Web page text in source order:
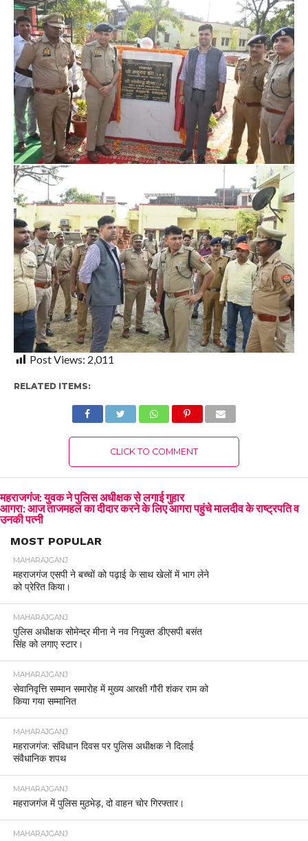
Post Views: 2,011
RELATED ITEMS:
CLICK TO COMMENT
महराजगंज: युवक ने पुलिस अधीक्षक से लगाई गुहार
आगरा: आज ताजमहल का दीदार करने के लिए आगरा पहुंचे मालदीव के राष्ट्रपति व
उनकी पत्नी
MOST POPULAR
MAHARAJGANJ
महराजगंज एसपी ने बच्चों को पढ़ाई के साथ खेलों में भाग लेने
को प्रेरित किया।
MAHARAJGANJ
पुलिस अधीक्षक सोमेन्द्र मीना ने नव नियुक्त डीएसपी बसंत
सिंह को लगाए स्टार।
MAHARAJGANJ
सेवानिवृत्ति सम्मान समारोह में मुख्य आरक्षी गौरी शंकर राम को
किया गया सम्मानित
MAHARAJGANJ
महराजगंज: संविधान दिवस पर पुलिस अधीक्षक ने दिलाई
संवैधानिक शपथ
MAHARAJGANJ
महराजगंज में पुलिस मुठभेड़, दो वाहन चोर गिरफ्तार।
MAHARAJGANJ